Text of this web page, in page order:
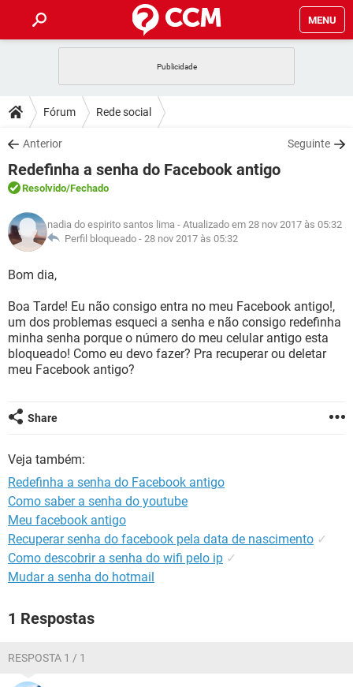
MENU
CELULAR
OUTLOOK
INSTAGRAM GMAIL
GUIA DE COMPRAS
DICAS
JOGOS
OUTLOOK
INSTAGRAM
GUIA DE COMPRAS
DOWNLOADS
JOGOS WHATSAPP
CELULAR
OUTLOOK EXCEL
INSTAGRAM
GUIA DE COMPRAS
FÓRUM
JOGOS
CELULAR FACEBOOK
GUIA DE COMPRAS
GLOSSÁRIO
JOGOS
CELULAR
OUTLOOK EXCEL
INSTAGRAM
GUIA DE COMPRAS
Fórum Rede social
Anterior Seguinte
Redefinha a senha do Facebook antigo
Resolvido/Fechado
nadia do espirito santos lima - Atualizado em 28 nov 2017 às 05:32
Perfil bloqueado - 28 nov 2017 às 05:32
Bom dia,
Boa Tarde! Eu não consigo entra no meu Facebook antigo!,
um dos problemas esqueci a senha e não consigo redefinha
minha senha porque o número do meu celular antigo esta
bloqueado! Como eu devo fazer? Pra recuperar ou deletar
meu Facebook antigo?
Share
Veja também:
Redefinha a senha do Facebook antigo
Como saber a senha do youtube
Meu facebook antigo
Recuperar senha do facebook pela data de nascimento ✓
Como descobrir a senha do wifi pelo ip ✓
Mudar a senha do hotmail
1 Respostas
RESPOSTA 1 / 1